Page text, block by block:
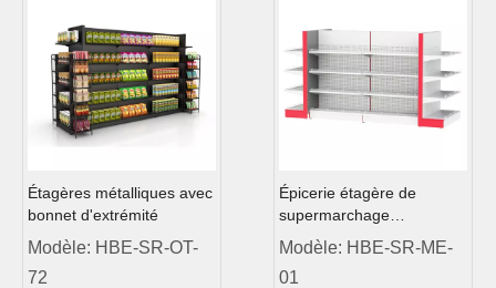
Étagères métalliques avec
bonnet d'extrémité
Modèle: HBE-SR-OT-
72
Épicerie étagère de
supermarchage
d'étagères de gondole
Modèle: HBE-SR-ME-
01